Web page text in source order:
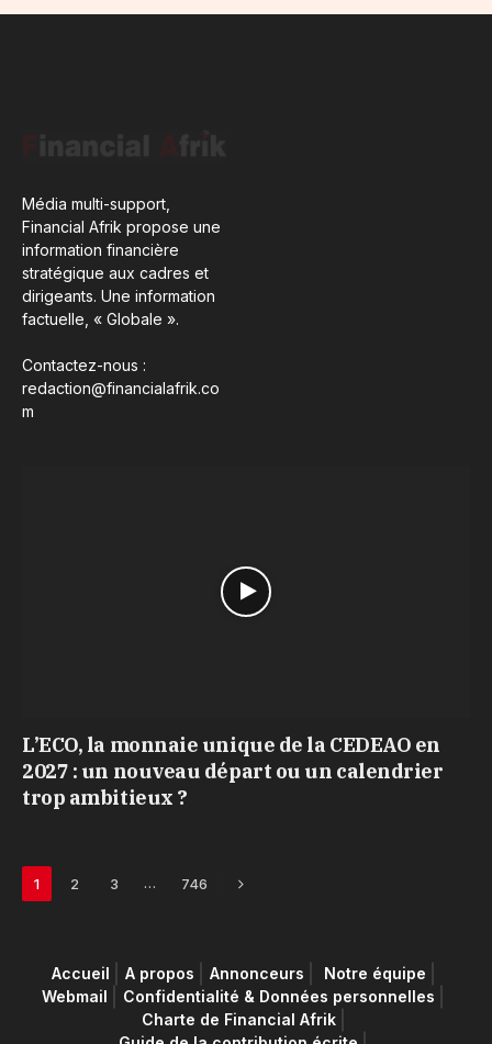
Média multi-support,
Financial Afrik propose une
information financière
stratégique aux cadres et
dirigeants. Une information
factuelle, « Globale ».
Contactez-nous :
redaction@financialafrik.co
m
L’ECO, la monnaie unique de la CEDEAO en
2027 : un nouveau départ ou un calendrier
trop ambitieux ?
1 2 3 … 746 Next
Accueil A propos Annonceurs
Notre équipe
Webmail
Confidentialité & Données personnelles
Charte de Financial Afrik